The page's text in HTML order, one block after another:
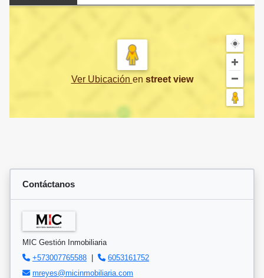
Ver Ubicación en street view
Contáctanos
MIC Gestión Inmobiliaria
+573007765588 |
6053161752
mreyes@micinmobiliaria.com